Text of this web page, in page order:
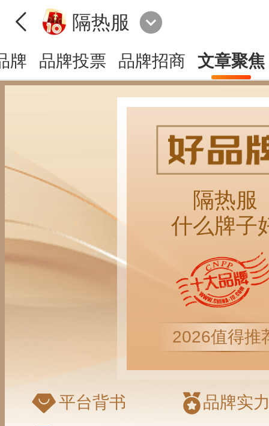
隔热服
牌 品牌投票 品牌招商 文章聚焦
隔热服
什么牌子
2026值得推
平台背书
品牌实